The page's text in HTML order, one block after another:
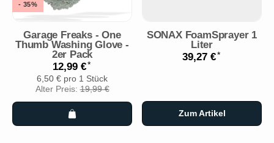
- 35%
Garage Freaks - One
Thumb Washing Glove -
2er Pack
12,99 €*
6,50 € pro 1 Stück
Alter Preis:19,99 €
SONAX FoamSprayer 1
Liter
39,27 €*
Zum Artikel